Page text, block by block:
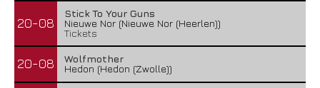
20-08
Stick To Your Guns
Nieuwe Nor (Nieuwe Nor (Heerlen))
Tickets
20-08
Wolfmother
Hedon (Hedon (Zwolle))